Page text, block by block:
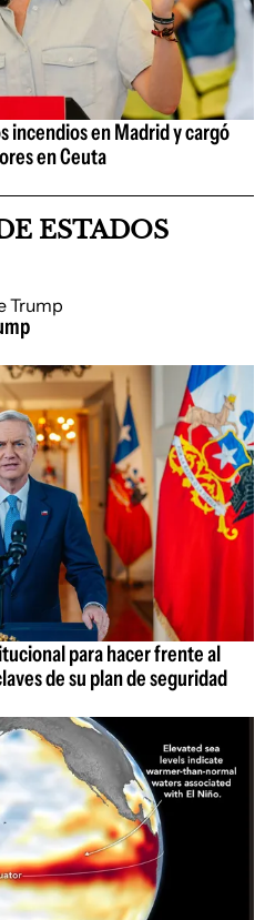
incendios en Madrid y cargó
en Ceuta
ESTADOS
para hacer frente al
de su plan de seguridad